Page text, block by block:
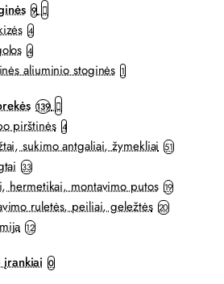
9
4
4
aliuminio stoginės 1
139
pirštinės 4
sukimo antgaliai, žymekliai 51
33
hermetikai, montavimo putos 19
ruletės, peiliai, geležtės 20
12
įrankiai 0